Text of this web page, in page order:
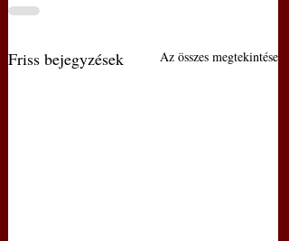
Friss bejegyzések Az összes megtekintése